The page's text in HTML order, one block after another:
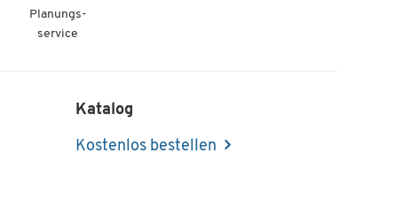
Planungs-
service
Katalog
Kostenlos bestellen